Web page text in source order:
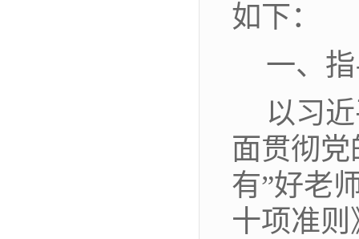
如下：
一、
以习
面贯彻
有”好老
十项准